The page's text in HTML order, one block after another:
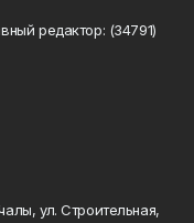
редактор: (34791)
ул. Строительная,